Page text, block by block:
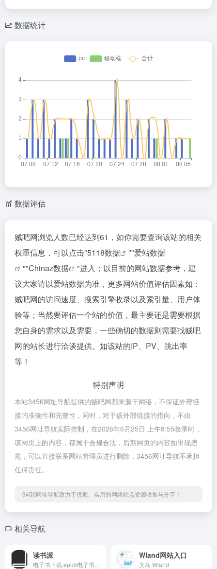
数据统计
数据评估
贼吧网浏览人数已经达到61，如你需要查询该站的相关
权重信息，可以点击"5118数据 ""爱站数据
""Chinaz数据
"进入；以目前的网站数据参考，建
议大家请以爱站数据为准，更多网站价值评估因素如：
贼吧网的访问速度、搜索引擎收录以及索引量、用户体
验等；当然要评估一个站的价值，最主要还是需要根据
您自身的需求以及需要，一些确切的数据则需要找贼吧
网的站长进行洽谈提供。如该站的IP、PV、跳出率
等！
特别声明
本站3456网址导航提供的贼吧网都来源于网络，不保证外部链
接的准确性和完整性，同时，对于该外部链接的指向，不由
3456网址导航实际控制，在2026年6月25日 上午8:55收录时，
该网页上的内容，都属于合规合法，后期网页的内容如出现违
规，可以直接联系网站管理员进行删除，3456网址导航不承担
任何责任。
3456网址导航致力于优质、实用的网络站点资源收集与分享！
相关导航
读书派 Wland网站入口
文岛 Wland